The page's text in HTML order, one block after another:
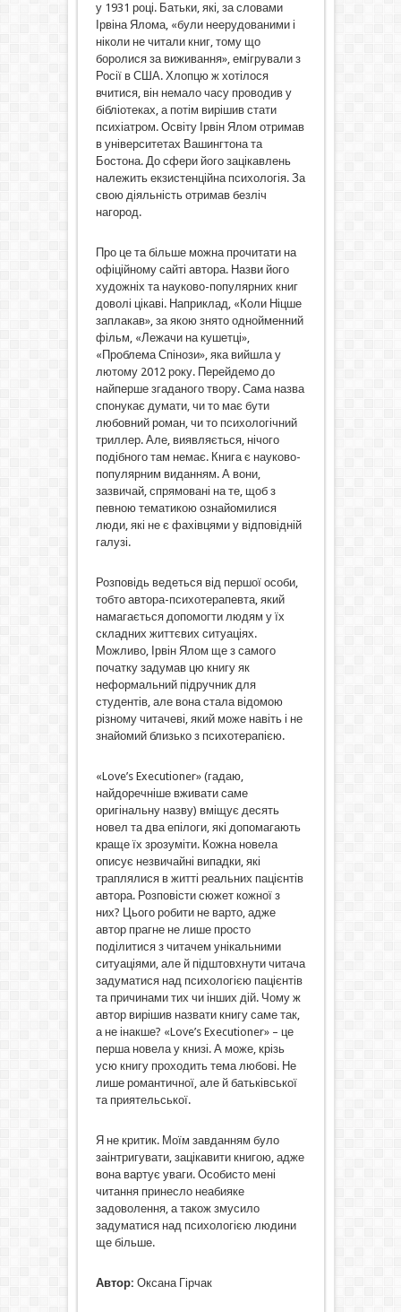
у 1931 році. Батьки, які, за словами
Ірвіна Ялома, «були неерудованими і
ніколи не читали книг, тому що
боролися за виживання», емігрували з
Росії в США. Хлопцю ж хотілося
вчитися, він немало часу проводив у
бібліотеках, а потім вирішив стати
психіатром. Освіту Ірвін Ялом отримав
в університетах Вашингтона та
Бостона. До сфери його зацікавлень
належить екзистенційна психологія. За
свою діяльність отримав безліч
нагород.
Про це та більше можна прочитати на
офіційному сайті автора. Назви його
художніх та науково-популярних книг
доволі цікаві. Наприклад, «Коли Ніцше
заплакав», за якою знято однойменний
фільм, «Лежачи на кушетці»,
«Проблема Спінози», яка вийшла у
лютому 2012 року. Перейдемо до
найперше згаданого твору. Сама назва
спонукає думати, чи то має бути
любовний роман, чи то психологічний
триллер. Але, виявляється, нічого
подібного там немає. Книга є науково-
популярним виданням. А вони,
зазвичай, спрямовані на те, щоб з
певною тематикою ознайомилися
люди, які не є фахівцями у відповідній
галузі.
Розповідь ведеться від першої особи,
тобто автора-психотерапевта, який
намагається допомогти людям у їх
складних життєвих ситуаціях.
Можливо, Ірвін Ялом ще з самого
початку задумав цю книгу як
неформальний підручник для
студентів, але вона стала відомою
різному читачеві, який може навіть і не
знайомий близько з психотерапією.
«Love’s Executioner» (гадаю,
найдоречніше вживати саме
оригінальну назву) вміщує десять
новел та два епілоги, які допомагають
краще їх зрозуміти. Кожна новела
описує незвичайні випадки, які
траплялися в житті реальних пацієнтів
автора. Розповісти сюжет кожної з
них? Цього робити не варто, адже
автор прагне не лише просто
поділитися з читачем унікальними
ситуаціями, але й підштовхнути читача
задуматися над психологією пацієнтів
та причинами тих чи інших дій. Чому ж
автор вирішив назвати книгу саме так,
а не інакше? «Love’s Executioner» – це
перша новела у книзі. А може, крізь
усю книгу проходить тема любові. Не
лише романтичної, але й батьківської
та приятельської.
Я не критик. Моїм завданням було
заінтригувати, зацікавити книгою, адже
вона вартує уваги. Особисто мені
читання принесло неабияке
задоволення, а також змусило
задуматися над психологією людини
ще більше.
Автор: Оксана Гірчак